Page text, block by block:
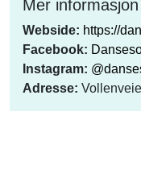
Mer informasjon
Webside: https://
Facebook:
Instagram:
Adresse: